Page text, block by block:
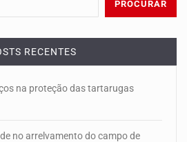
RECENTES
na proteção das tartarugas
no arrelvamento do campo de